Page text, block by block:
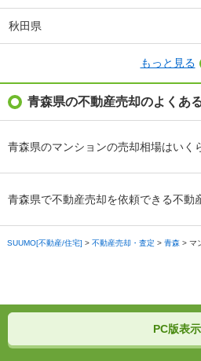
秋田県
もっと見る
青森県の不動産売却のよくあ
青森県のマンションの売却相場はいく
青森県で不動産売却を依頼できる不動
SUUMO[不動産/住宅] > 不動産売却・査定 > 青森 > マ
PC版表示